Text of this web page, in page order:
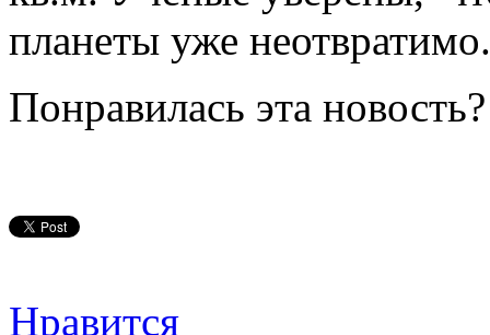
планеты уже неотвратимо.
Понравилась эта
Нравится